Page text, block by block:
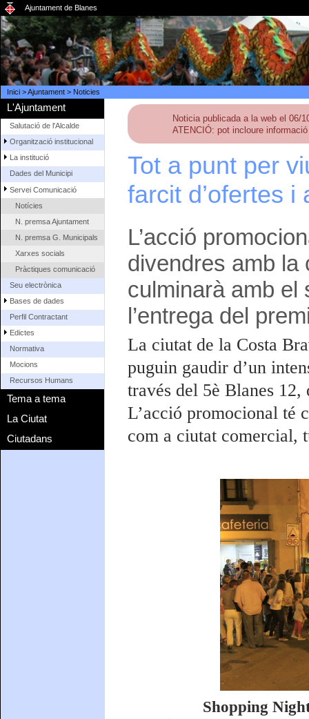
Ajuntament de Blanes
Inici>Ajuntament> Noticies
L'Ajuntament
Salutació de l'Alcalde
Organització institucional
La institució
Dades del Municipi
Servei Comunicació
Notícies
N. premsa Ajuntament
N. premsa G. Municipals
Xarxes socials
Pràctiques comunicació
Seu electrònica
Bases de dades
Perfil Contractant
Edictes
Normativa
Mocions
Recursos Humans
Tema a tema
La Ciutat
Ciutadans
Noticia publicada a la web el 06/
ATENCIÓ: pot incloure
Tot a punt per
farcit d’ofertes
L’acció
divendres amb la
culminarà amb el
l’entrega del
La ciutat de la Costa
puguin gaudir d’un
través del 5è Blanes
L’acció promocional té
com a ciutat comercial,
Shopping